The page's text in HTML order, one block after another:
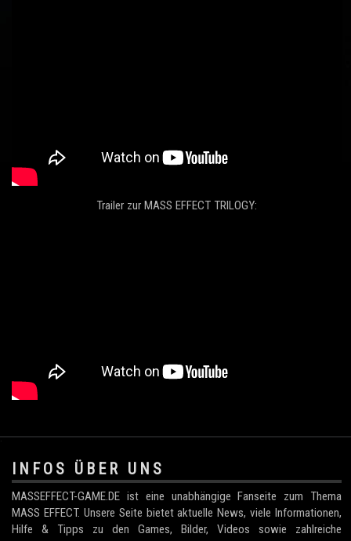
Trailer zur MASS EFFECT TRILOGY:
.
INFOS ÜBER UNS
MASSEFFECT-GAME.DE ist eine unabhängige Fanseite zum Thema
MASS EFFECT. Unsere Seite bietet aktuelle News, viele Informationen,
Hilfe & Tipps zu den Games, Bilder, Videos sowie zahlreiche